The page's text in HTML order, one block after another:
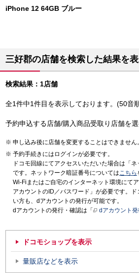
iPhone 12 64GB ブルー
三好郡の店舗を検索した結果を
検索結果：1店舗
全1件中1件目を表示しております。(50音
予約申込する店舗/購入商品受取り店舗を選
申し込み後に店舗を変更することはできません。
予約手続きにはログインが必要です。
ドコモ回線にてアクセスいただいた場合は「
です。ネットワーク暗証番号についてはこちら
Wi-Fiまたはご自宅のインターネット環境にて
アカウントのID／パスワード」が必要です。
い方も、dアカウントの発行が可能です。
dアカウントの発行・確認は「
dアカウント
ドコモショップを表示
量販店などを表示